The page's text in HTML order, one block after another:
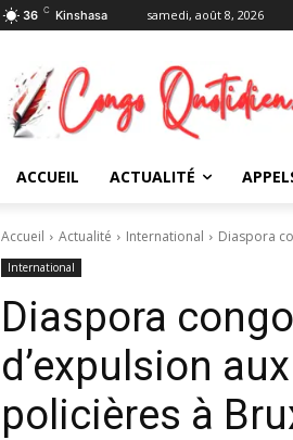
36 C Kinshasa samedi, août 8, 2026
ACCUEIL ACTUALITÉ
Accueil Actualité International Diaspora
International
Diaspora
d’expulsion
policières à